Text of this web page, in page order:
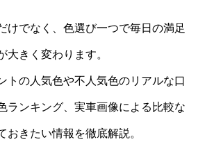
けでなく、色選び一つで毎日の満足
大きく変わります。
トの人気色や不人気色のリアルな口
ランキング、実車画像による比較な
おきたい情報を徹底解説。